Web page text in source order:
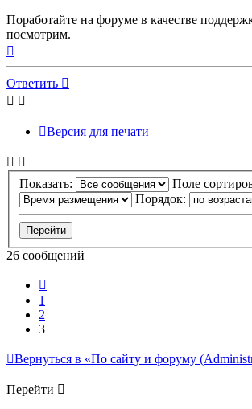
Поработайте на форуме в качестве
посмотрим.
началу
Ответить
Версия для печати
Показать:
Поле
Порядок:
26 сообщений
1
2
3
Вернуться в «По сайту и форуму
Перейти